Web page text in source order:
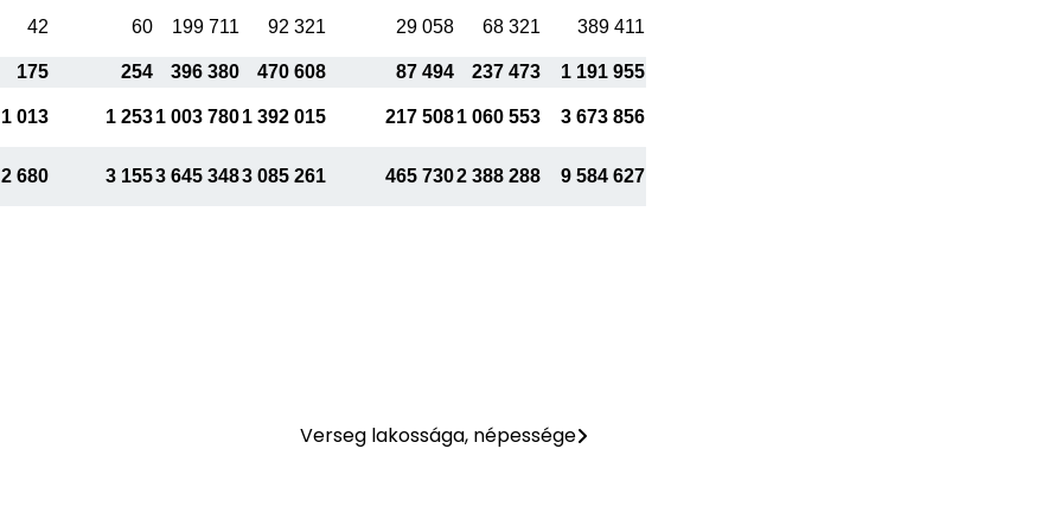
42 60 199 711 92 321 29 058 68 321 389 411
175 254 396 380 470 608 87 494 237 473
1 191 955
1 013 1 2531 003 7801 392 015 217 5081 060 553 3 673 856
2 680 3 1553 645 3483 085 261 465 7302 388 288 9 584 627
Verseg lakossága, népessége